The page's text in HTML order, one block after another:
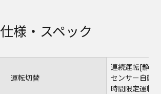
仕様・スペック
運転切替
連続運転[静か
センサー自動
時間限定運転[